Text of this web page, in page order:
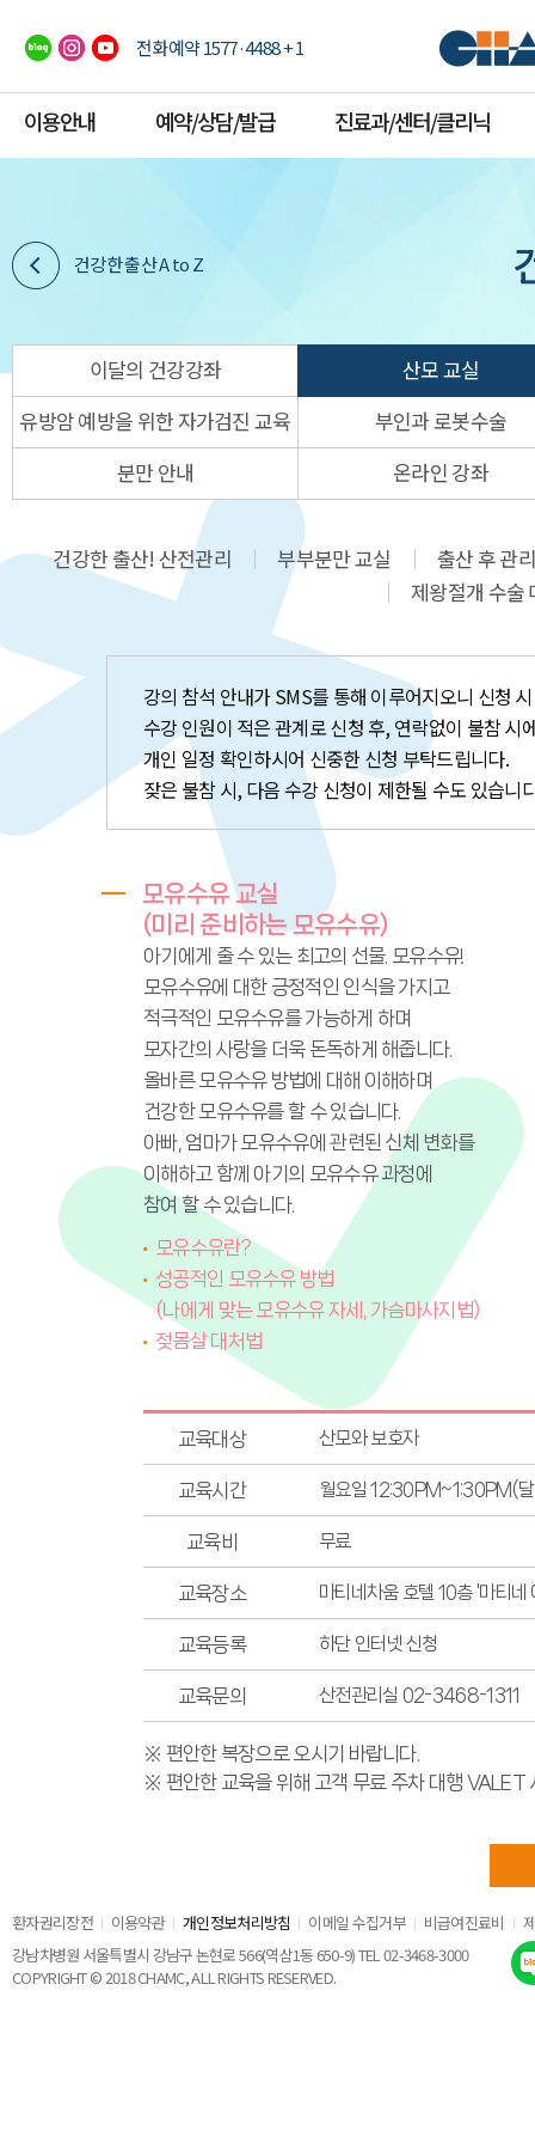
전화예약 1577·4488 + 1
이용안내 예약/상담/발급 진료과/센터/클리닉
건강한 출산 A to Z
이달의 건강강좌
산모 교실
유방암 예방을 위한 자가검진 교육
부인과 로봇수술
분만 안내
온라인 강좌
건강한 출산! 산전관리 부부분만 교실
출산 후 관
제왕절개 수술
강의 참석 안내가 SMS를 통해 이루어지오니 신청
수강 인원이 적은 관계로 신청 후, 연락없이 불참 시
개인 일정 확인하시어 신중한 신청 부탁드립니다.
잦은 불참 시, 다음 수강 신청이 제한될 수도 있습니
모유수유 교실
(미리 준비하는 모유수유)
아기에게 줄 수 있는 최고의 선물. 모유수유!
모유수유에 대한 긍정적인 인식을 가지고
적극적인 모유수유를 가능하게 하며
모자간의 사랑을 더욱 돈독하게 해줍니다.
올바른 모유수유 방법에 대해 이해하며
건강한 모유수유를 할 수 있습니다.
아빠, 엄마가 모유수유에 관련된 신체 변화를
이해하고 함께 아기의 모유수유 과정에
참여 할 수 있습니다.
모유수유란?
성공적인 모유수유 방법
(나에게 맞는 모유수유 자세, 가슴마사지법)
젖몸살 대처법
교육대상 산모와 보호자
교육시간 월요일 12:30PM~1:30PM(
교육비 무료
교육장소 마티네차움 호텔 10층 '마티네
교육등록 하단 인터넷 신청
교육문의 산전관리실 02-3468-1311
※ 편안한 복장으로 오시기 바랍니다.
※ 편안한 교육을 위해 고객 무료 주차 대행 VALET
환자권리장전 이용약관 개인정보처리방침 이메일 수집거부 비급여진료비
강남차병원 서울특별시 강남구 논현로 566(역삼1동 650-9) TEL 02-3468-3000
COPYRIGHT © 2018 CHAMC, ALL RIGHTS RESERVED.